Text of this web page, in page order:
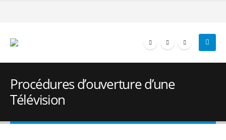
Procédures d’ouverture d’une
Télévision